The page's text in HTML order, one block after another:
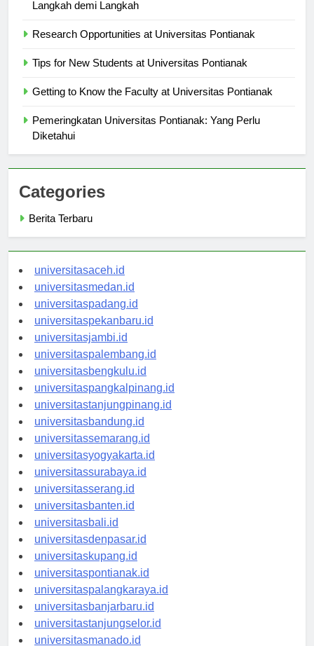
Cara Mendaftar ke Universitas Pontianak: Panduan
Pemeringkatan Universitas Pontianak: Yang Perlu
Categories
universitasaceh.id
universitasmedan.id
universitaspadang.id
universitaspekanbaru.id
universitasjambi.id
universitaspalembang.id
universitasbengkulu.id
universitaspangkalpinang.id
universitastanjungpinang.id
universitasbandung.id
universitassemarang.id
universitasyogyakarta.id
universitassurabaya.id
universitasserang.id
universitasbanten.id
universitasbali.id
universitasdenpasar.id
universitaskupang.id
universitaspontianak.id
universitaspalangkaraya.id
universitasbanjarbaru.id
universitastanjungselor.id